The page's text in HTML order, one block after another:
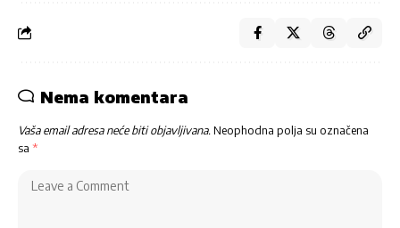
Nema komentara
Vaša email adresa neće biti objavljivana. Neophodna polja su označena
sa *